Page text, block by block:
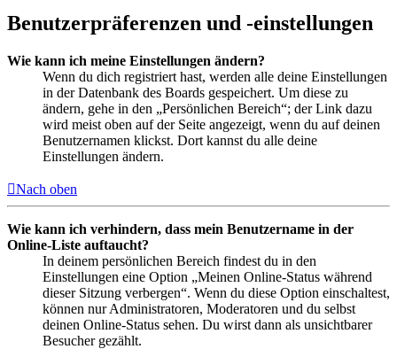
Benutzerpräferenzen und -einstellungen
Wie kann ich meine Einstellungen ändern?
Wenn du dich registriert hast, werden alle deine Einstellungen
in der Datenbank des Boards gespeichert. Um diese zu
ändern, gehe in den „Persönlichen Bereich“; der Link dazu
wird meist oben auf der Seite angezeigt, wenn du auf deinen
Benutzernamen klickst. Dort kannst du alle deine
Einstellungen ändern.
Nach oben
Wie kann ich verhindern, dass mein Benutzername in der
Online-Liste auftaucht?
In deinem persönlichen Bereich findest du in den
Einstellungen eine Option „Meinen Online-Status während
dieser Sitzung verbergen“. Wenn du diese Option einschaltest,
können nur Administratoren, Moderatoren und du selbst
deinen Online-Status sehen. Du wirst dann als unsichtbarer
Besucher gezählt.